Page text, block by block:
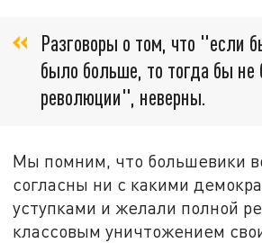
Разговоры о том, что "если
было больше, то тогда бы не
революции", неверны.
Мы помним, что большевики
согласны ни с какими
уступками и желали полной
классовым уничтожением